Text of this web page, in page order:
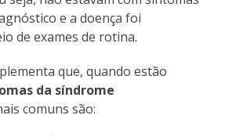
e a doença foi
de exames de rotina.
que, quando estão
da síndrome
comuns são: